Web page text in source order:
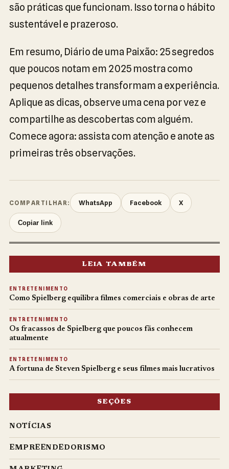
são práticas que funcionam. Isso torna o hábito
sustentável e prazeroso.
Em resumo, Diário de uma Paixão: 25 segredos
que poucos notam em 2025 mostra como
pequenos detalhes transformam a experiência.
Aplique as dicas, observe uma cena por vez e
compartilhe as descobertas com alguém.
Comece agora: assista com atenção e anote as
primeiras três observações.
COMPARTILHAR: WhatsApp Facebook X
Copiar link
LEIA TAMBÉM
ENTRETENIMENTO
Como Spielberg equilibra filmes comerciais e obras de arte
ENTRETENIMENTO
Os fracassos de Spielberg que poucos fãs conhecem
atualmente
ENTRETENIMENTO
A fortuna de Steven Spielberg e seus filmes mais lucrativos
SEÇÕES
NOTÍCIAS
EMPREENDEDORISMO